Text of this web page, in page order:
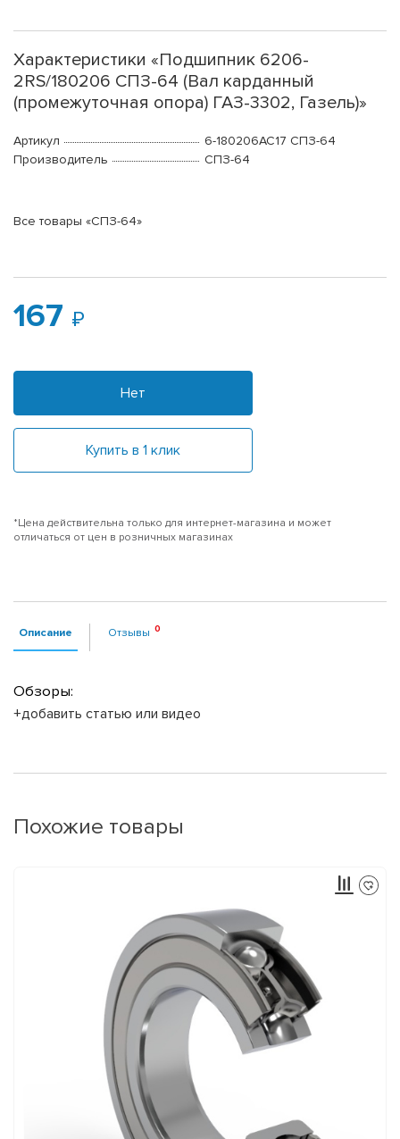
Характеристики «Подшипник 6206-
2RS/180206 СПЗ-64 (Вал карданный
(промежуточная опора) ГАЗ-3302, Газель)»
Артикул
6-180206АС17 СПЗ-64
Производитель
СПЗ-64
Все товары «СПЗ-64»
167
Нет
Купить в 1 клик
*Цена действительна только для интернет-магазина и может
отличаться от цен в розничных магазинах
Описание Отзывы
Обзоры:
+добавить статью или видео
Похожие товары